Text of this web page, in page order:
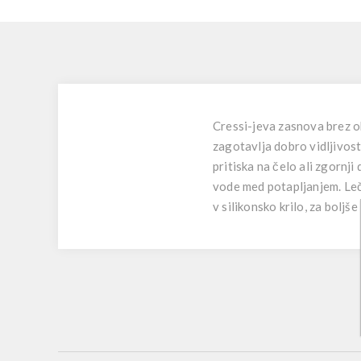
Cressi-jeva zasnova brez
zagotavlja dobro vidljivost
pritiska na čelo ali zgornji
vode med potapljanjem.
v silikonsko krilo, za